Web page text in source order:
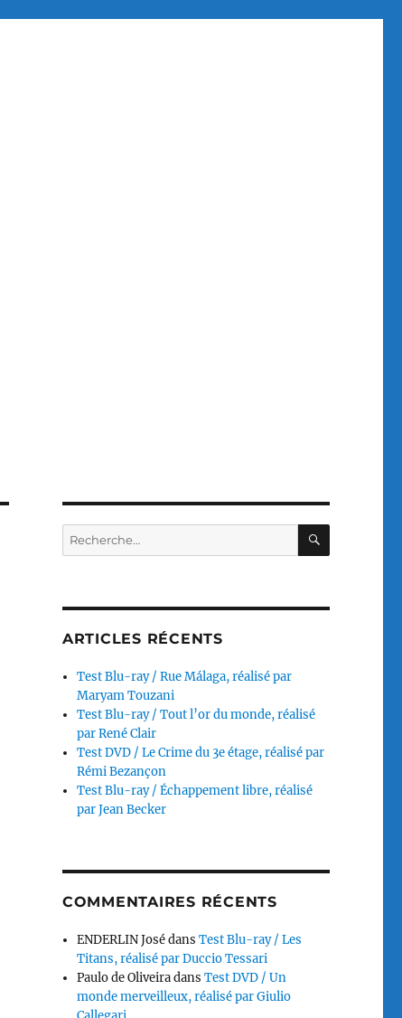
Recherche
pour :
ARTICLES RÉCENTS
Test Blu-ray / Rue Málaga, réalisé par
Maryam Touzani
Test Blu-ray / Tout l’or du monde, réalisé
par René Clair
Test DVD / Le Crime du 3e étage, réalisé par
Rémi Bezançon
Test Blu-ray / Échappement libre, réalisé
par Jean Becker
COMMENTAIRES RÉCENTS
ENDERLIN JosédansTest Blu-ray / Les
Titans, réalisé par Duccio Tessari
Paulo de OliveiradansTest DVD / Un
monde merveilleux, réalisé par Giulio